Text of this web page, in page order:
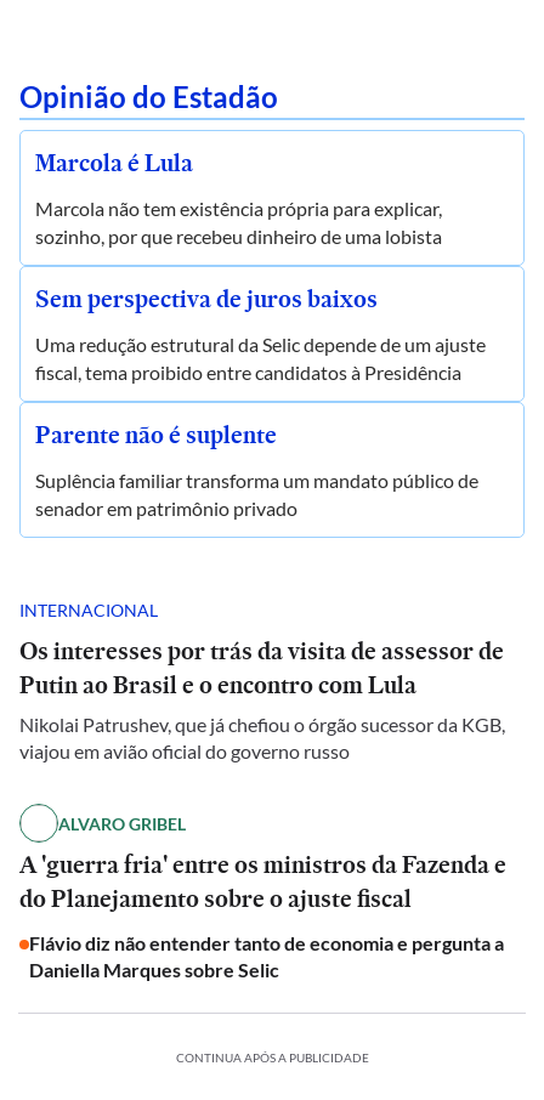
Opinião do Estadão
Marcola é Lula
Marcola não tem existência própria para explicar,
sozinho, por que recebeu dinheiro de uma lobista
Sem perspectiva de juros baixos
Uma redução estrutural da Selic depende de um ajuste
fiscal, tema proibido entre candidatos à Presidência
Parente não é suplente
Suplência familiar transforma um mandato público de
senador em patrimônio privado
INTERNACIONAL
Os interesses por trás da visita de assessor de
Putin ao Brasil e o encontro com Lula
Nikolai Patrushev, que já chefiou o órgão sucessor da KGB,
viajou em avião oficial do governo russo
ALVARO GRIBEL
A 'guerra fria' entre os ministros da Fazenda e
do Planejamento sobre o ajuste fiscal
Flávio diz não entender tanto de economia e pergunta a
Daniella Marques sobre Selic
CONTINUA APÓS A PUBLICIDADE